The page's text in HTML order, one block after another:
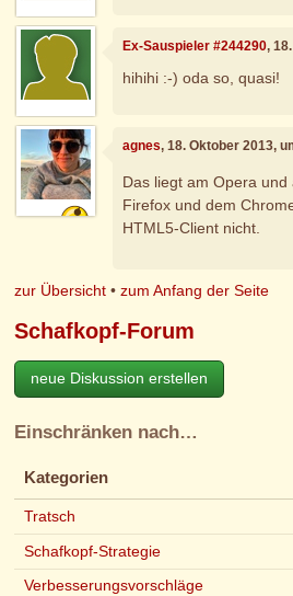
Ex-Sauspieler #244290,
hihihi :-) oda so, quasi!
agnes, 18. Oktober 2013,
Das liegt am Opera
Firefox und dem
HTML5-Client nicht.
zur Übersicht •zum Anfang der Seite
Schafkopf-Forum
neue Diskussion erstellen
Einschränken nach…
Kategorien
Tratsch
Schafkopf-Strategie
Verbesserungsvorschläge